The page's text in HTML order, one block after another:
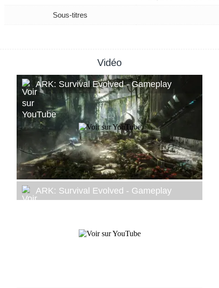
Sous-titres
Vidéo
ARK: Survival Evolved - Gameplay
ARK: Survival Evolved - Gameplay